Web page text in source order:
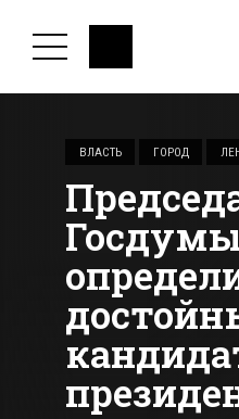
ВЛАСТЬ ГОРОД